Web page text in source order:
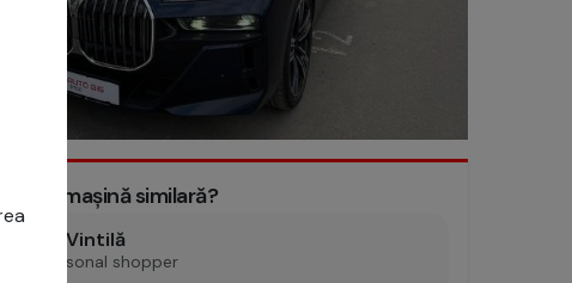
de o mașină similară?
Adrian Vintilă
Your personal shopper